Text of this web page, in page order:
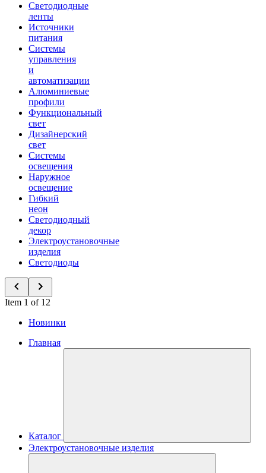
Светодиодные
ленты
Источники
питания
Системы
управления
и
автоматизации
Алюминиевые
профили
Функциональный
свет
Дизайнерский
свет
Системы
освещения
Наружное
освещение
Гибкий
неон
Светодиодный
декор
Электроустановочные
изделия
Светодиоды
Item 1 of 12
Новинки
Главная
Каталог
Электроустановочные изделия